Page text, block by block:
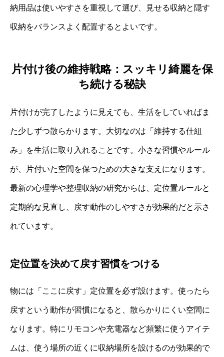
納用品は使いやすさを重視して選び、見せる収納と隠す
収納をバランスよく配置するとよいです。
片付け後の維持戦略：スッキリ綺麗を保
ち続ける秘訣
片付けが完了したように見えても、生活をしていればま
た少しずつ散らかります。大切なのは「維持する仕組
み」を生活に取り入れることです。小さな習慣やルール
が、片付いた空間を保つための大きな支えになります。
最新の心理学や整理収納の研究からは、定位置ルールと
定期的な見直し、戻す動作のしやすさが効果的だと示さ
れています。
定位置を決めて戻す習慣をつける
物には「ここに戻す」定位置を必ず設けます。使ったら
戻すという動作が習慣になると、散らかりにくい空間に
なります。特にリモコンや充電器など頻繁に使うアイテ
ムは、使う場所の近くに収納場所を設けるのが効果的で